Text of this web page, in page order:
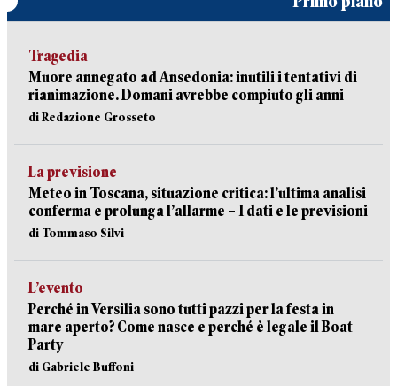
Tragedia
Muore annegato ad Ansedonia: inutili i tentativi di
rianimazione. Domani avrebbe compiuto gli anni
di Redazione Grosseto
La previsione
Meteo in Toscana, situazione critica: l’ultima analisi
conferma e prolunga l’allarme – I dati e le previsioni
di Tommaso Silvi
L’evento
Perché in Versilia sono tutti pazzi per la festa in
mare aperto? Come nasce e perché è legale il Boat
Party
di Gabriele Buffoni